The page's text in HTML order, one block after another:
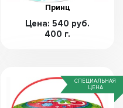
Принц
Цена: 540 руб.
400 г.
СПЕЦИАЛЬНАЯ
ЦЕНА